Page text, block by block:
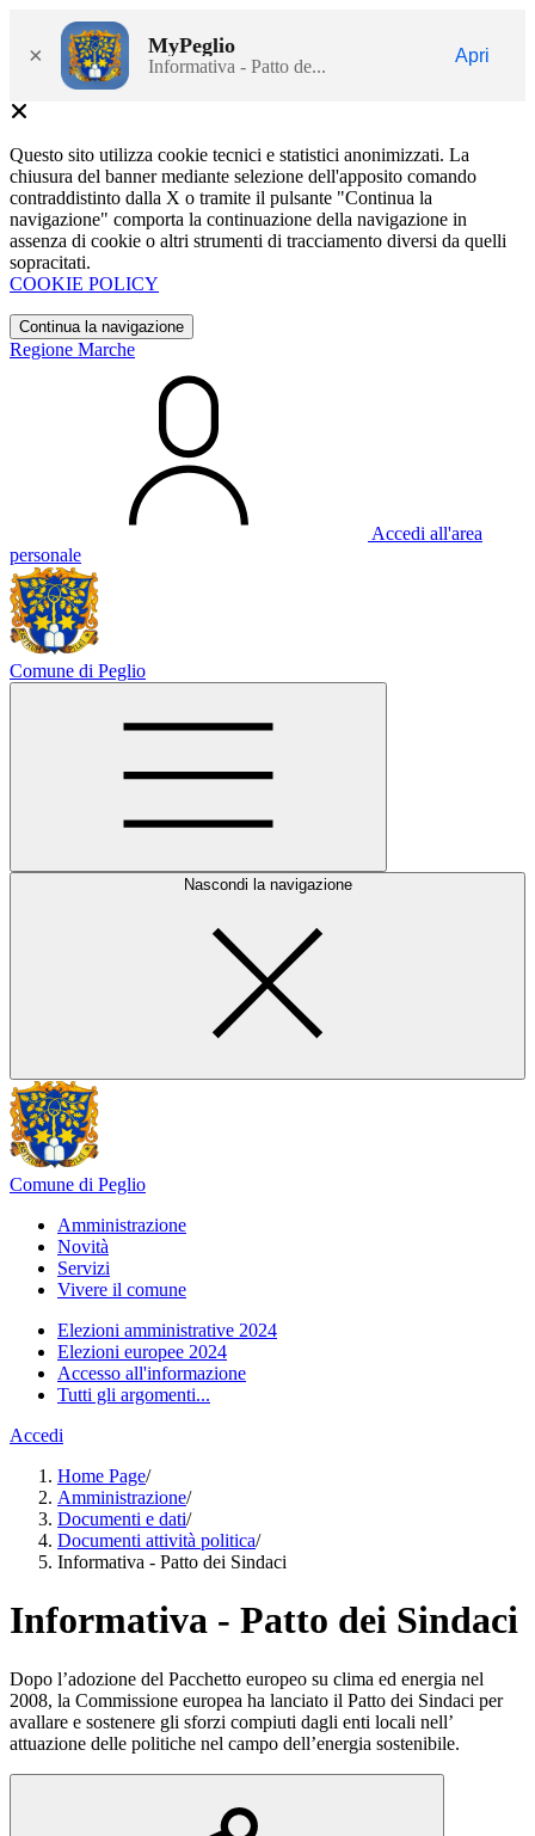
× MyPeglio
Informativa - Patto de...
Apri
Questo sito utilizza cookie tecnici e statistici anonimizzati. La
chiusura del banner mediante selezione dell'apposito comando
contraddistinto dalla X o tramite il pulsante "Continua la
navigazione" comporta la continuazione della navigazione in
assenza di cookie o altri strumenti di tracciamento diversi da quelli
sopracitati.
COOKIE POLICY
Continua la navigazione
Regione Marche
Accedi all'area
personale
Comune di Peglio
Nascondi la navigazione
Comune di Peglio
Amministrazione
Novità
Servizi
Vivere il comune
Elezioni amministrative 2024
Elezioni europee 2024
Accesso all'informazione
Tutti gli argomenti...
Accedi
Home Page/
Amministrazione/
Documenti e dati/
Documenti attività politica/
Informativa - Patto dei Sindaci
Informativa - Patto dei Sindaci
Dopo l’adozione del Pacchetto europeo su clima ed energia nel
2008, la Commissione europea ha lanciato il Patto dei Sindaci per
avallare e sostenere gli sforzi compiuti dagli enti locali nell’
attuazione delle politiche nel campo dell’energia sostenibile.